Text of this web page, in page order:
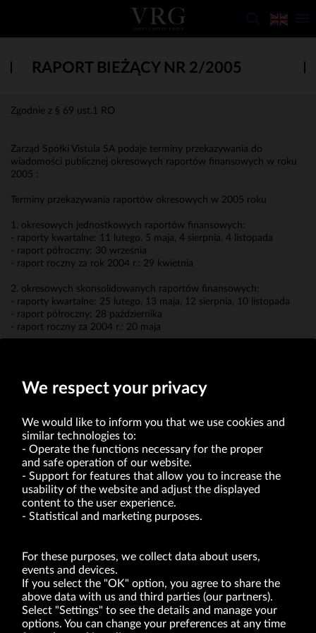
RAPORT BIEŻĄCY NR 2/2005
Zgodnie z § 69 ust.1 RO
Zarząd Spółki Vistula SA podaje terminy przekazywania do
wiadomości publicznej okresowych raportów finansowych w roku
2005 :
Terminy przekazywania raportów okresowych w 2005 roku
1. okresowych jednostkowych raportów finansowych:
- raporty kwartalne: 11 lutego, 5 maja, 4 sierpnia, 4 listopada
- raport półroczny: 30 września
- raport roczny za rok 2004 r.: 29 kwietnia
2. okresowych skonsolidowanych raportów finansowych:
- raporty kwartalne: 25 lutego, 13 maja, 12 sierpnia, 10 listopada
- raport półroczny: 28 października
- raport roczny za 2004 r.: 20 maja
VRG S.A. | 10 Pilotów Street | 31-462 Kraków
Tax Identification Number: 675-000-03-61
District Court for Kraków-Śródmieście in Kraków
XI Economic Department of the National Court Register number 0000047082
of act of 8.03.2013 on combating excessive late payment in commercial transactions
(Journal of Laws of 2019, item 118 as amended).
BRANDS
We respect your privacy
We would like to inform you that we use cookies and
similar technologies to:
Operate the functions necessary for the proper
and safe operation of our website.
Support for features that allow you to increase the
usability of the website and adjust the displayed
content to the user experience.
Statistical and marketing purposes.
For these purposes, we collect data about users,
events and devices.
If you select the "OK" option, you agree to share the
above data with us and third parties (our partners).
Select "Settings" to see the details and manage your
options. You can change your preferences at any time